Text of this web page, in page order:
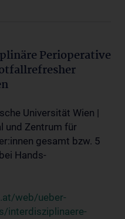
Perioperative
Universität Wien |
und Zentrum für
gesamt bzw. 5
Hands-
web/ueber-
interdisziplinaere-